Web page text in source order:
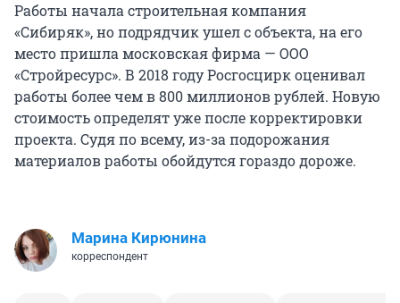
Работы начала строительная компания
«Сибиряк», но подрядчик ушел с объекта, на его
место пришла московская фирма — ООО
«Стройресурс». В 2018 году Росгосцирк оценивал
работы более чем в 800 миллионов рублей. Новую
стоимость определят уже после корректировки
проекта. Судя по всему, из-за подорожания
материалов работы обойдутся гораздо дороже.
Марина Кирюнина
корреспондент